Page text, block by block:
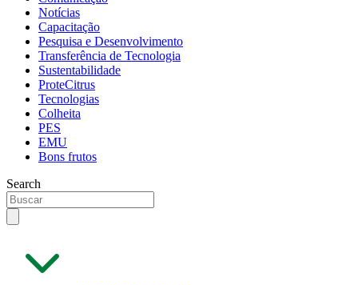
Notícias
Capacitação
Pesquisa e Desenvolvimento
Transferência de Tecnologia
Sustentabilidade
ProteCitrus
Tecnologias
Colheita
PES
EMU
Bons frutos
Search